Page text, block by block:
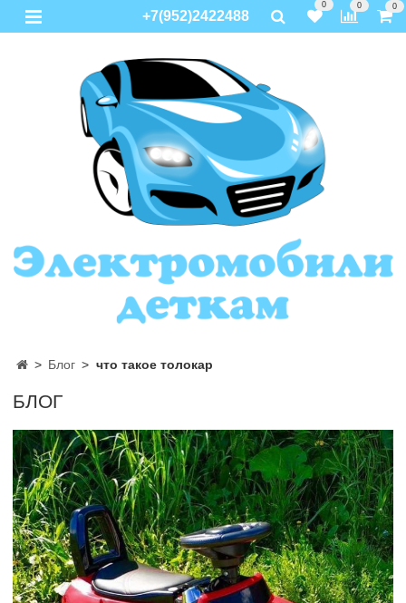
+7(952)2422488
0 0 0
Блог что такое толокар
БЛОГ